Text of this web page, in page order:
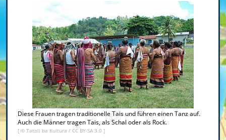
Diese Frauen tragen traditionelle Tais und führen einen Tanz auf.
Auch die Männer tragen Tais, als Schal oder als Rock.
[ © Tatoli ba Kultura / CC BY-SA 3.0 ]